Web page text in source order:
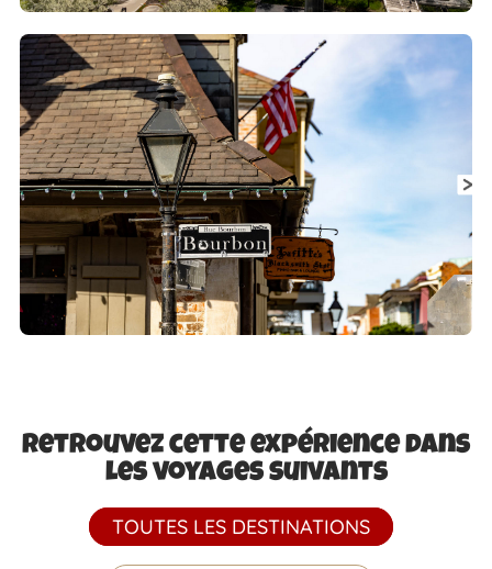
Retrouvez cette expérience dans
les voyages suivants
TOUTES LES DESTINATIONS